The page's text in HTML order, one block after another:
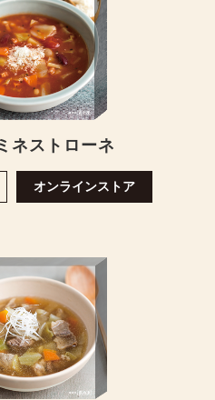
ネストローネ
オンラインストア